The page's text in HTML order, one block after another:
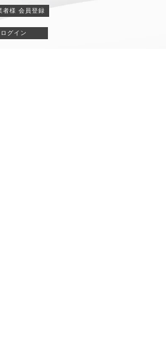
者様 会員登録
ログイン